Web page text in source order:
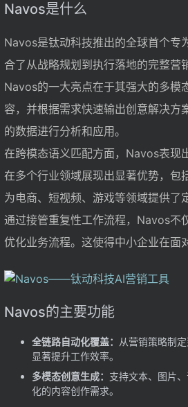
Navos是什么
Navos是钛动科技推出的全球首个专
合了从战略规划到执行落地的完整营
Navos的一大亮点在于其强大的多模
容，并根据需求快速输出创意解决
的数据进行分析和应用。
在跨模态语义匹配方面，Navos表现
在多个行业领域展现出显著优势，包
为电商、短视频、游戏等领域提供了
通过接管重复性工作流程，Navos不
优化业务流程。这使得中小企业在面
Navos的主要功能
全链路自动化覆盖：
从营销策略制
显著提升工作效率。
多模态创意生成： 支持文本、图片
化的内容创作需求。